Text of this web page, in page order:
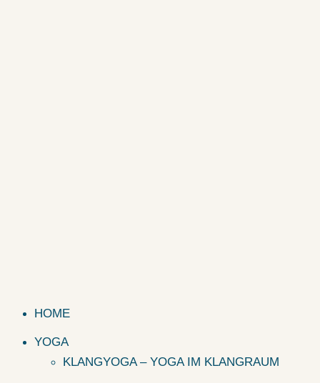
HOME
YOGA
KLANGYOGA – YOGA IM KLANGRAUM